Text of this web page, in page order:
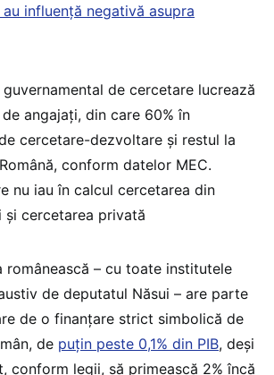
influență negativă asupra
de cercetare lucrează
angajați, din care 60% în
cercetare-dezvoltare și restul la
conform datelor MEC.
nu iau în calcul cercetarea din
și cercetarea privată
românească – cu toate institutele
de deputatul Năsui – are parte
de o finanțare strict simbolică de
de puțin peste 0,1% din PIB, deși
conform legii, să primească 2% încă